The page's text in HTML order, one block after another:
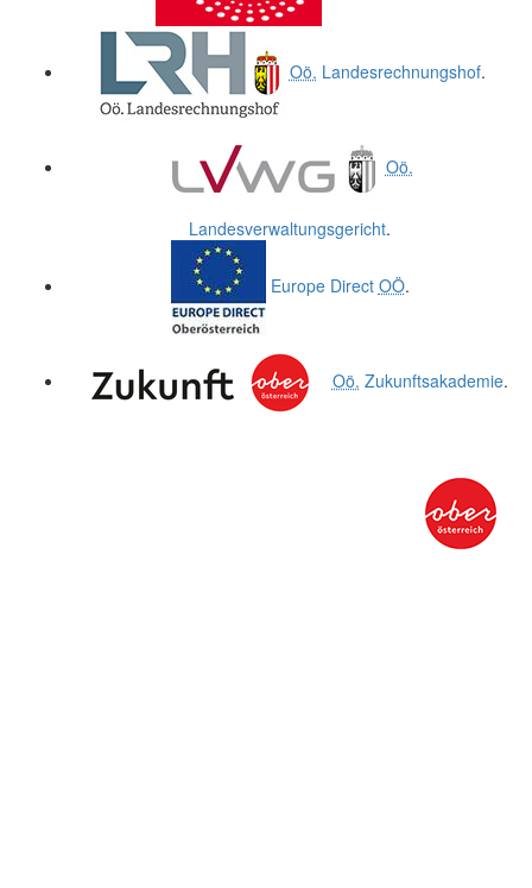
Oö. Landesrechnungshof.
Oö.
Landesverwaltungsgericht.
Europe Direct OÖ.
Oö. Zukunftsakademie.